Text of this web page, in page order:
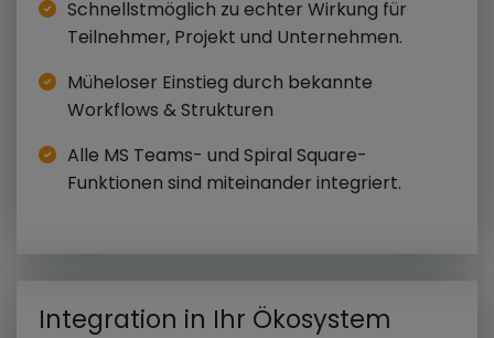
Schnellstmöglich zu echter Wirkung für
Teilnehmer, Projekt und Unternehmen.
Müheloser Einstieg durch bekannte
Workflows & Strukturen
Alle MS Teams- und Spiral Square-
Funktionen sind miteinander integriert.
Integration in Ihr Ökosystem